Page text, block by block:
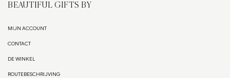
BEAUTIFUL GIFTS BY
MIJN ACCOUNT
CONTACT
DE WINKEL
ROUTEBESCHRIJVING